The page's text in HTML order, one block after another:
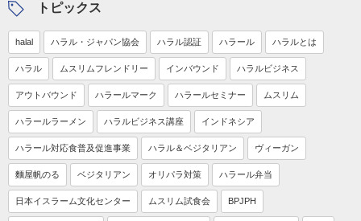
トピックス
halal ハラル・ジャパン協会 ハラル認証 ハラール ハラルとは
ハラル ムスリムフレンドリー インバウンド ハラルビジネス
アウトバウンド ハラールマーク ハラールセミナー ムスリム
ハラールラーメン ハラルビジネス講座 インドネシア
ハラール対応食普及促進事業 ハラル＆ベジタリアン ヴィーガン
麵屋帆のる ベジタリアン オリパラ対策 ハラール弁当
日本イスラーム文化センター ムスリム試食会 BPJPH